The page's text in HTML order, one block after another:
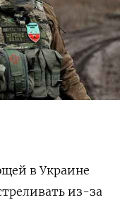
в Украине
из-за